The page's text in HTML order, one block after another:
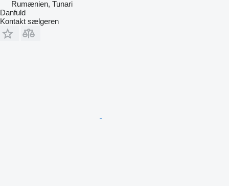
Rumænien, Tunari
Danfuld
Kontakt sælgeren